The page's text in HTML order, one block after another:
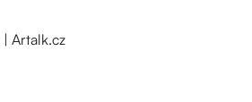
| Artalk.cz